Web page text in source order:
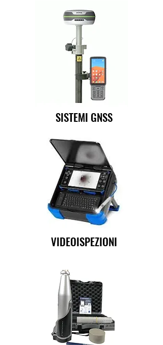
SISTEMI GNSS
VIDEOISPEZIONI